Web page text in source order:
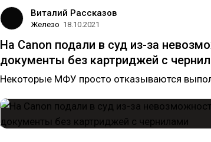
Виталий Рассказов
Железо 18.10.2021
На Canon подали в суд из-за
документы без картриджей с
Некоторые МФУ просто отказываются